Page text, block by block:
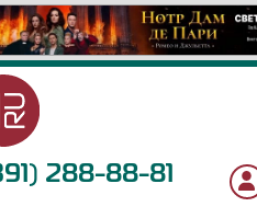
288-88-81